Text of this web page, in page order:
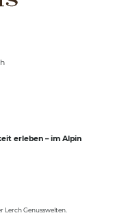
erleben – im Alpin
Lerch Genusswelten.